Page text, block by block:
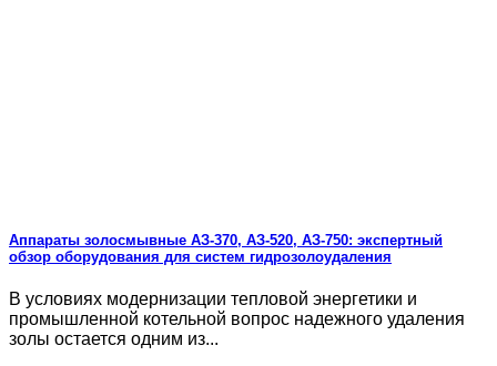
Аппараты золосмывные АЗ-370, АЗ-520, АЗ-750: экспертный
обзор оборудования для систем гидрозолоудаления
В условиях модернизации тепловой энергетики и
промышленной котельной вопрос надежного удаления
золы остается одним из...